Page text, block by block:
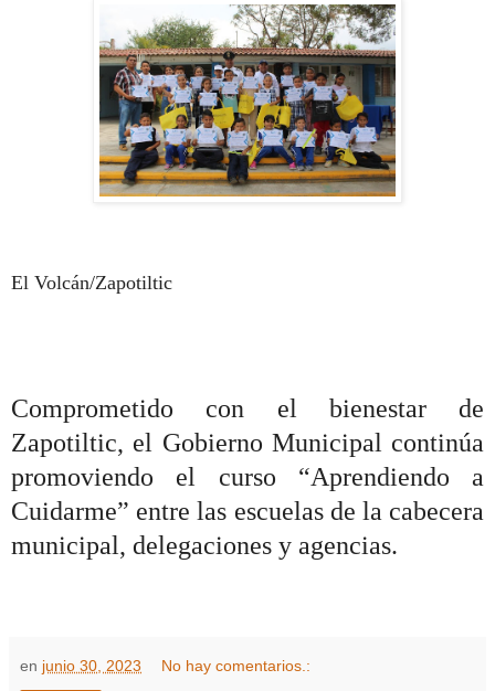
El Volcán/Zapotiltic
Comprometido con el bienestar de
Zapotiltic, el Gobierno Municipal continúa
promoviendo el curso “Aprendiendo a
Cuidarme” entre las escuelas de la cabecera
municipal, delegaciones y agencias.
en junio 30, 2023 No hay comentarios.: